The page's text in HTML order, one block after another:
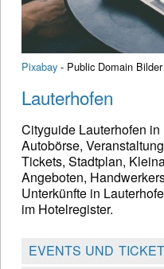
Pixabay - Public Domain
Lauterhofen
Cityguide Lauterhofen
Autobörse,
Tickets, Stadtplan,
Angeboten,
Unterkünfte in
im Hotelregister.
EVENTS UND